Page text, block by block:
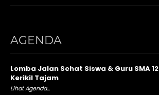
AGENDA
Lomba Jalan Sehat Siswa & Guru SMA 12
Kerikil Tajam
Lihat Agenda...